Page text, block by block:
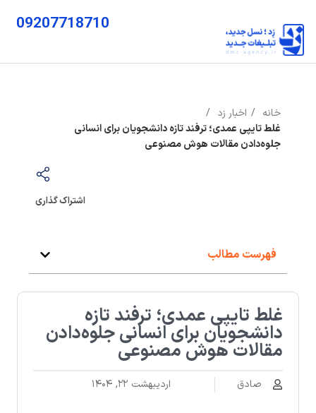
09207718710
خانه
اخبار زد
غلط‌ تایپی عمدی؛ ترفند تازه دانشجویان برای انسانی
جلوه‌دادن مقالات هوش مصنوعی
اشتراک گذاری
فهرست مطالب
غلط‌ تایپی عمدی؛ ترفند تازه
دانشجویان برای انسانی جلوه‌دادن
مقالات هوش مصنوعی
صادق اردیبهشت ۲۲, ۱۴۰۴